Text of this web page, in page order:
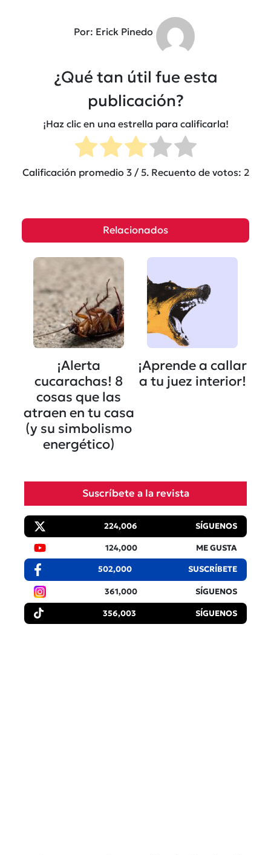
Por: Erick Pinedo
¿Qué tan útil fue esta
publicación?
¡Haz clic en una estrella para calificarla!
Calificación promedio 3/ 5. Recuento de votos: 2
Relacionados
¡Alerta
cucarachas! 8
cosas que las
atraen en tu casa
(y su simbolismo
energético)
¡Aprende a callar
a tu juez interior!
Suscríbete a la revista
224,006 SÍGUENOS
124,000 ME GUSTA
502,000 SUSCRÍBETE
361,000 SÍGUENOS
356,003 SÍGUENOS